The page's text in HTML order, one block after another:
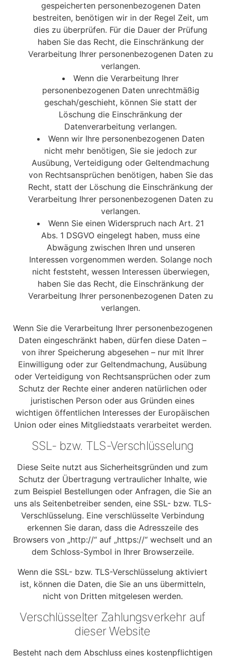
gespeicherten personenbezogenen Daten
bestreiten, benötigen wir in der Regel Zeit, um
dies zu überprüfen. Für die Dauer der Prüfung
haben Sie das Recht, die Einschränkung der
Verarbeitung Ihrer personenbezogenen Daten zu
verlangen.
Wenn die Verarbeitung Ihrer
personenbezogenen Daten unrechtmäßig
geschah/geschieht, können Sie statt der
Löschung die Einschränkung der
Datenverarbeitung verlangen.
Wenn wir Ihre personenbezogenen Daten
nicht mehr benötigen, Sie sie jedoch zur
Ausübung, Verteidigung oder Geltendmachung
von Rechtsansprüchen benötigen, haben Sie das
Recht, statt der Löschung die Einschränkung der
Verarbeitung Ihrer personenbezogenen Daten zu
verlangen.
Wenn Sie einen Widerspruch nach Art. 21
Abs. 1 DSGVO eingelegt haben, muss eine
Abwägung zwischen Ihren und unseren
Interessen vorgenommen werden. Solange noch
nicht feststeht, wessen Interessen überwiegen,
haben Sie das Recht, die Einschränkung der
Verarbeitung Ihrer personenbezogenen Daten zu
verlangen.
Wenn Sie die Verarbeitung Ihrer personenbezogenen
Daten eingeschränkt haben, dürfen diese Daten –
von ihrer Speicherung abgesehen – nur mit Ihrer
Einwilligung oder zur Geltendmachung, Ausübung
oder Verteidigung von Rechtsansprüchen oder zum
Schutz der Rechte einer anderen natürlichen oder
juristischen Person oder aus Gründen eines
wichtigen öffentlichen Interesses der Europäischen
Union oder eines Mitgliedstaats verarbeitet werden.
SSL- bzw. TLS-Verschlüsselung
Diese Seite nutzt aus Sicherheitsgründen und zum
Schutz der Übertragung vertraulicher Inhalte, wie
zum Beispiel Bestellungen oder Anfragen, die Sie an
uns als Seitenbetreiber senden, eine SSL- bzw. TLS-
Verschlüsselung. Eine verschlüsselte Verbindung
erkennen Sie daran, dass die Adresszeile des
Browsers von „http://“ auf „https://“ wechselt und an
dem Schloss-Symbol in Ihrer Browserzeile.
Wenn die SSL- bzw. TLS-Verschlüsselung aktiviert
ist, können die Daten, die Sie an uns übermitteln,
nicht von Dritten mitgelesen werden.
Verschlüsselter Zahlungsverkehr auf
dieser Website
Besteht nach dem Abschluss eines kostenpflichtigen